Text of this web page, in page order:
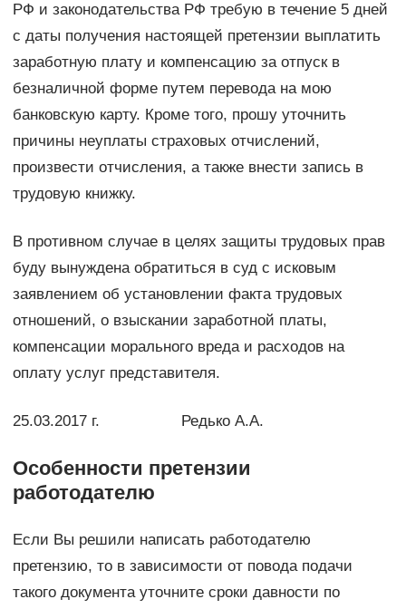
РФ и законодательства РФ требую в течение 5 дней
с даты получения настоящей претензии выплатить
заработную плату и компенсацию за отпуск в
безналичной форме путем перевода на мою
банковскую карту. Кроме того, прошу уточнить
причины неуплаты страховых отчислений,
произвести отчисления, а также внести запись в
трудовую книжку.
В противном случае в целях защиты трудовых прав
буду вынуждена обратиться в суд с исковым
заявлением об установлении факта трудовых
отношений, о взыскании заработной платы,
компенсации морального вреда и расходов на
оплату услуг представителя.
25.03.2017 г. Редько А.А.
Особенности претензии
работодателю
Если Вы решили написать работодателю
претензию, то в зависимости от повода подачи
такого документа уточните сроки давности по